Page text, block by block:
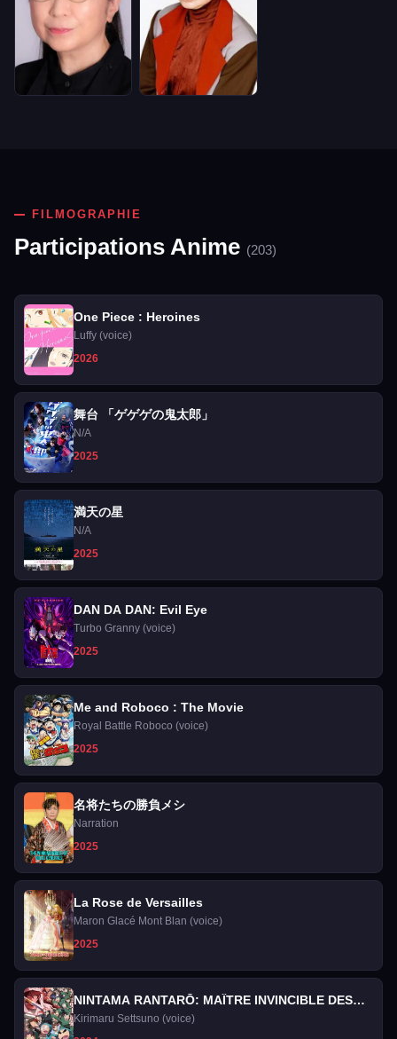
FILMOGRAPHIE
Participations Anime (203)
One Piece : Heroines
Luffy (voice)
2026
舞台 「ゲゲゲの鬼太郎」
N/A
2025
満天の星
N/A
2025
DAN DA DAN: Evil Eye
Turbo Granny (voice)
2025
Me and Roboco : The Movie
Royal Battle Roboco (voice)
2025
名将たちの勝負メシ
Narration
2025
La Rose de Versailles
Maron Glacé Mont Blan (voice)
2025
NINTAMA RANTARŌ: MAÎTRE INVINCIBLE DES
NINJAS DOKUTAKE
Kirimaru Settsuno (voice)